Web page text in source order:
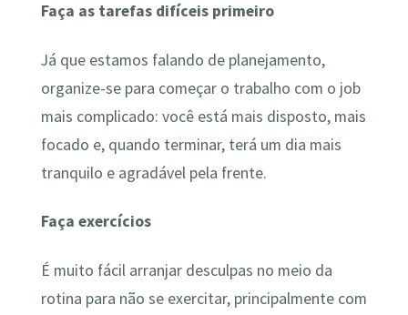
Faça as tarefas difíceis primeiro
Já que estamos falando de planejamento,
organize-se para começar o trabalho com o job
mais complicado: você está mais disposto, mais
focado e, quando terminar, terá um dia mais
tranquilo e agradável pela frente.
Faça exercícios
É muito fácil arranjar desculpas no meio da
rotina para não se exercitar, principalmente com